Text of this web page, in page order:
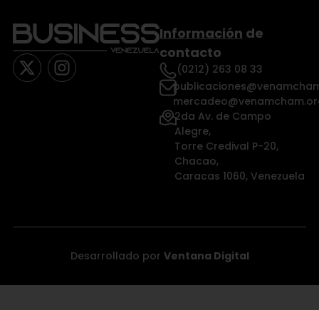
Información de
contacto
(0212) 263 08 33
2da Av. de Campo
Alegre,
Torre Credival P-20,
Chacao,
Caracas 1060, Venezuela
Desarrollado por Ventana Digital